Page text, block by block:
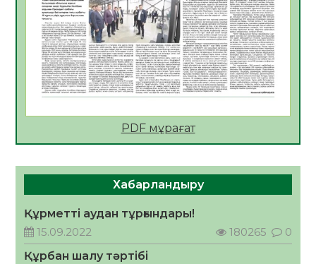
ҚЫЗЫЛОРДАДА «САНАЛЫ ҰРПАҚ –
ЖАРҚЫН БОЛАШАҚ» АТТЫ КЕҢЕЙТІЛГЕН
МӘЖІЛІС ӨТТІ
05.08.2026
65
Қазақстан Орталық Азиядағы көшуге ең
азаматтың міндеті
Руслан Рүстемұлы облыс әкімінің
кеңесшісі болып тағайындалды
05.08.2026
64 0
PDF мұрағат
Хабарландыру
Құрметті аудан тұрғындары!
15.09.2022
180265
0
Құрбан шалу тәртібі